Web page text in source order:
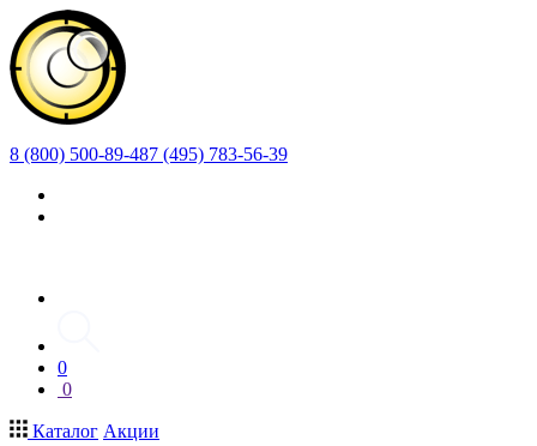
8 (800) 500-89-487 (495) 783-56-39
0
0
Каталог Акции